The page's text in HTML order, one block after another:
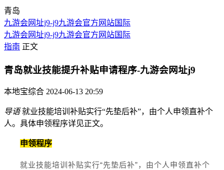
青岛
九游会网址j9-j9九游会官方网站国际
九游会网址j9-j9九游会官方网站国际
指南 正文
青岛就业技能提升补贴申请程序-九游会网址j9
本地宝综合 2024-06-13 20:59
导语就业技能培训补贴实行“先垫后补”，由个人申领直补个
人。具体申领程序详见正文。
申领程序
就业技能培训补贴实行“先垫后补”，由个人申领直补个